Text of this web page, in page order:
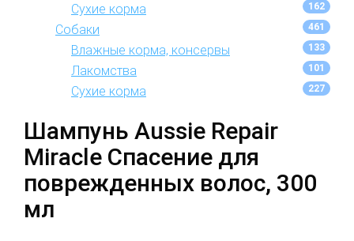
Сухие корма 162
Собаки 461
Влажные корма, консервы 133
Лакомства 101
Сухие корма 227
Шампунь Aussie Repair
Miracle Спасение для
поврежденных волос, 300
мл